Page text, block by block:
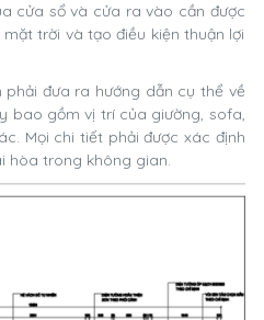
cửa sổ và cửa ra vào cần được
trời và tạo điều kiện thuận lợi
đưa ra hướng dẫn cụ thể về
bao gồm vị trí của giường, sofa,
Mọi chi tiết phải được xác định
hòa trong không gian.